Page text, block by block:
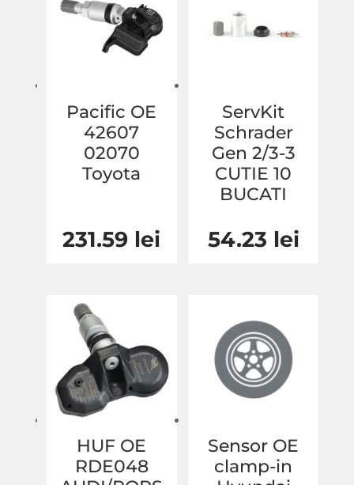
Pacific OE
42607
02070
Toyota
231.59 lei
ServKit
Schrader
Gen 2/3-3
CUTIE 10
BUCATI
54.23 lei
HUF OE
RDE048
Sensor OE
clamp-in